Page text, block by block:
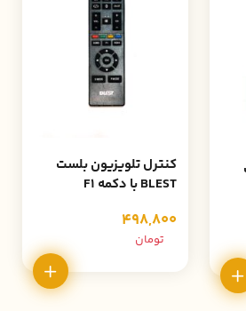
کنترل تلویزیون بلست
BLEST با دکمه F1
498,800
تومان